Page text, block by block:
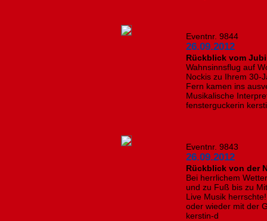
Eventnr. 9844
26.09.2012
Rückblick vom
Wahnsinnsflug auf
Nockis zu Ihrem 30-
Fern kamen ins
Musikalische
fensterguckerin
Eventnr. 9843
26.09.2012
Rückblick von der
Bei herrlichem
und zu Fuß bis zu
Live Musik
oder wieder mit der
kerstin-d